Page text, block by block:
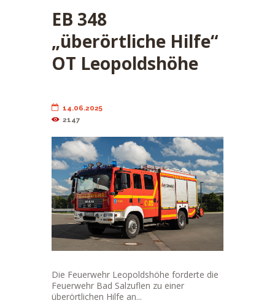
EB 348
„überörtliche Hilfe“
OT Leopoldshöhe
14.06.2025
2147
Die Feuerwehr Leopoldshöhe forderte die
Feuerwehr Bad Salzuflen zu einer
überörtlichen Hilfe an...